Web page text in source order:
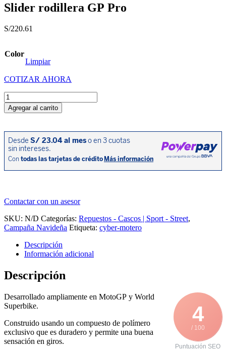
Slider rodillera GP Pro
S/220.61
Color
Limpiar
COTIZAR AHORA
Slider
rodillera
GP
cantidad
Agregar al carrito
Contactar con un asesor
SKU: N/D Categorías: Repuestos - Cascos | Sport - Street,
Campaña Navideña Etiqueta: cyber-motero
Descripción
Información adicional
Descripción
4
/ 100
Puntuación SEO
Desarrollado ampliamente en MotoGP y World
Superbike.
Construido usando un compuesto de polímero
exclusivo que es duradero y permite una buena
sensación en giros.